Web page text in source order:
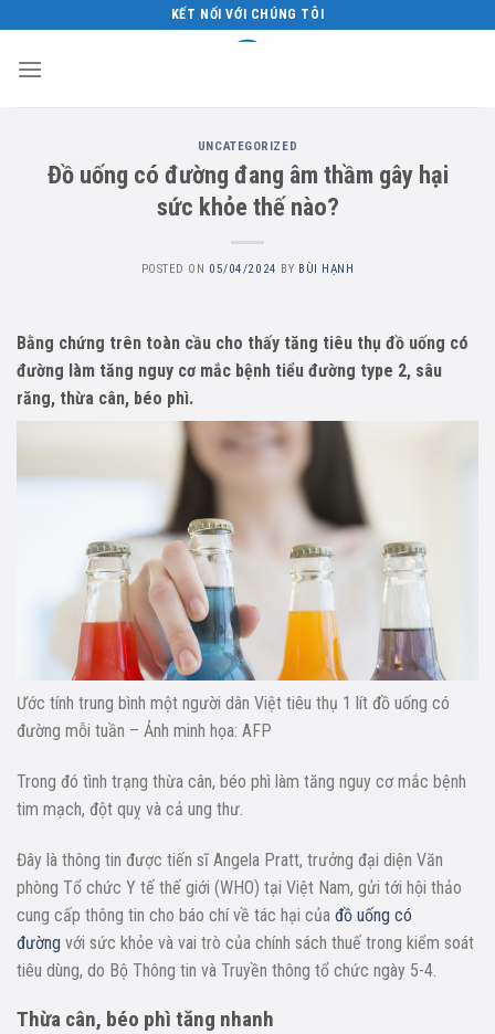
content
KẾT NỐI VỚI CHÚNG TÔI
UNCATEGORIZED
Đồ uống có đường đang âm thầm gây hại
sức khỏe thế nào?
POSTED ON 05/04/2024 BY BÙI HẠNH
Bằng chứng trên toàn cầu cho thấy tăng tiêu thụ đồ uống có
đường làm tăng nguy cơ mắc bệnh tiểu đường type 2, sâu
răng, thừa cân, béo phì.
Ước tính trung bình một người dân Việt tiêu thụ 1 lít đồ uống có
đường mỗi tuần – Ảnh minh họa: AFP
Trong đó tình trạng thừa cân, béo phì làm tăng nguy cơ mắc bệnh
tim mạch, đột quỵ và cả ung thư.
Đây là thông tin được tiến sĩ Angela Pratt, trưởng đại diện Văn
phòng Tổ chức Y tế thế giới (WHO) tại Việt Nam, gửi tới hội thảo
cung cấp thông tin cho báo chí về tác hại của đồ uống có
đường với sức khỏe và vai trò của chính sách thuế trong kiểm soát
tiêu dùng, do Bộ Thông tin và Truyền thông tổ chức ngày 5-4.
Thừa cân, béo phì tăng nhanh